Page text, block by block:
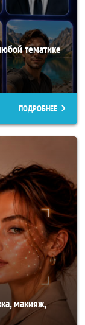
тематике
ПОДРОБНЕЕ
макияж,